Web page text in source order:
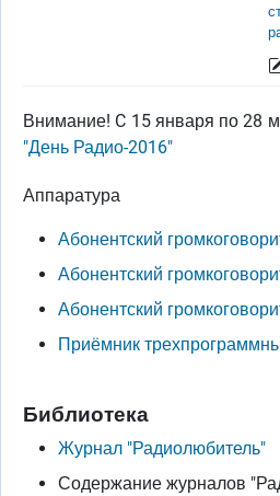
Внимание! C 15 января по 28
"День Радио-2016"
Аппаратура
Абонентский
Абонентский
Абонентский
Приёмник
Библиотека
Журнал "Радиолюбитель"
Содержание журналов